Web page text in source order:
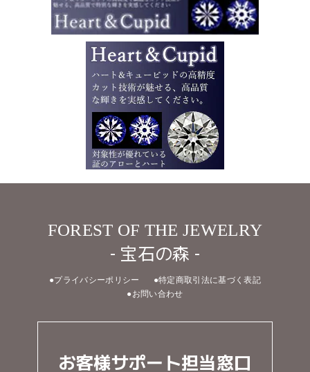
FOREST OF THE JEWELRY
- 宝石の森 -
●プライバシーポリシー
●特定商取引法に基づく表記
●お問い合わせ
お客様サポート担当窓口